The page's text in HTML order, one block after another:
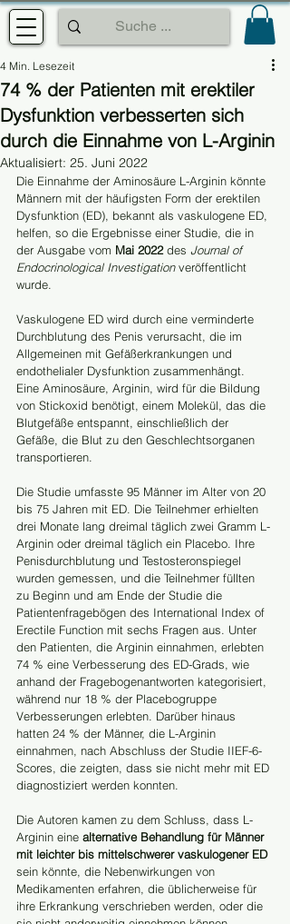
74 % der Patienten mit erektiler
Dysfunktion verbesserten sich
durch die Einnahme von L-Arginin
4 Min. Lesezeit
Aktualisiert: 25. Juni 2022
Die Einnahme der Aminosäure L-Arginin könnte
Männern mit der häufigsten Form der erektilen
Dysfunktion (ED), bekannt als vaskulogene ED,
helfen, so die Ergebnisse einer Studie, die in
der Ausgabe vom Mai 2022 des Journal of
Endocrinological Investigation veröffentlicht
wurde.
Vaskulogene ED wird durch eine verminderte
Durchblutung des Penis verursacht, die im
Allgemeinen mit Gefäßerkrankungen und
endothelialer Dysfunktion zusammenhängt.
Eine Aminosäure, Arginin, wird für die Bildung
von Stickoxid benötigt, einem Molekül, das die
Blutgefäße entspannt, einschließlich der
Gefäße, die Blut zu den Geschlechtsorganen
transportieren.
Die Studie umfasste 95 Männer im Alter von 20
bis 75 Jahren mit ED. Die Teilnehmer erhielten
drei Monate lang dreimal täglich zwei Gramm L-
Arginin oder dreimal täglich ein Placebo. Ihre
Penisdurchblutung und Testosteronspiegel
wurden gemessen, und die Teilnehmer füllten
zu Beginn und am Ende der Studie die
Patientenfragebögen des International Index of
Erectile Function mit sechs Fragen aus. Unter
den Patienten, die Arginin einnahmen, erlebten
74 % eine Verbesserung des ED-Grads, wie
anhand der Fragebogenantworten kategorisiert,
während nur 18 % der Placebogruppe
Verbesserungen erlebten. Darüber hinaus
hatten 24 % der Männer, die L-Arginin
einnahmen, nach Abschluss der Studie IIEF-6-
Scores, die zeigten, dass sie nicht mehr mit ED
diagnostiziert werden konnten.
Die Autoren kamen zu dem Schluss, dass L-
Arginin eine alternative Behandlung für Männer
mit leichter bis mittelschwerer vaskulogener ED
sein könnte, die Nebenwirkungen von
Medikamenten erfahren, die üblicherweise für
ihre Erkrankung verschrieben werden, oder die